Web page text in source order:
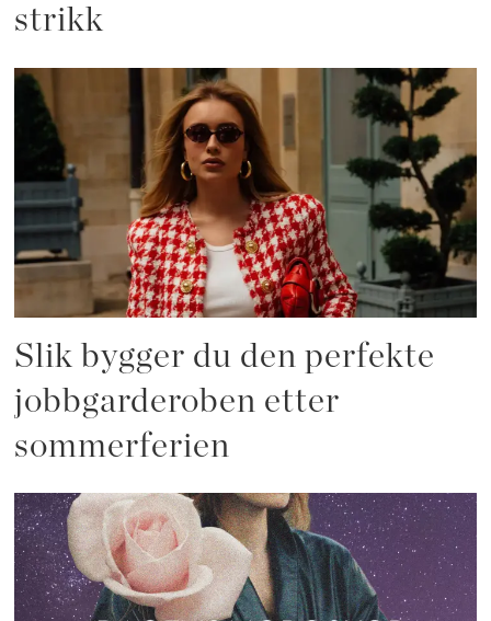
strikk
Slik bygger du den perfekte
jobbgarderoben etter
sommerferien